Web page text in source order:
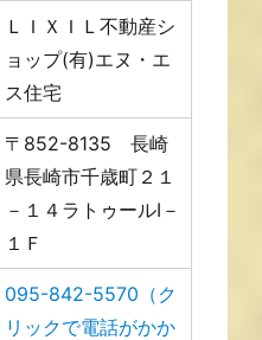
ＬＩＸＩＬ不動産シ
ョップ(有)エヌ・エ
ス住宅
〒852-8135 長崎
県長崎市千歳町２１
－１４ラトゥールⅠ－
１Ｆ
095-842-5570 （ク
リックで電話がかか